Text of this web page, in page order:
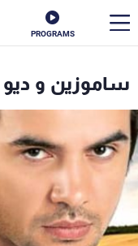
PROGRAMS
ساموزين و ديو
سياسة
إقتصاد
منوعات